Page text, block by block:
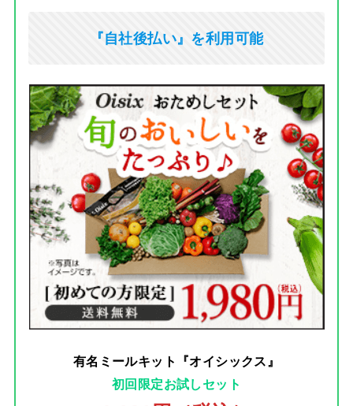
『自社後払い』を利用可能
有名ミールキット『オイシックス』
初回限定お試しセット